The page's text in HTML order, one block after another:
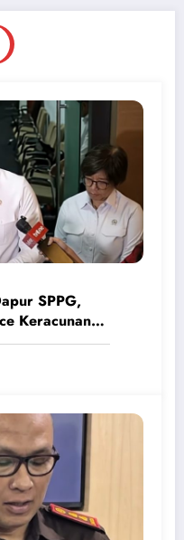
SPPG,
Keracunan